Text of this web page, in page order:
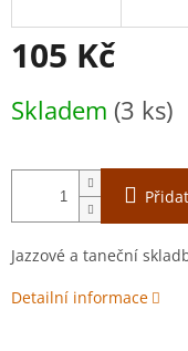
105 Kč
cena:
Skladem (3 ks)
Jazzové a taneční
Detailní informace